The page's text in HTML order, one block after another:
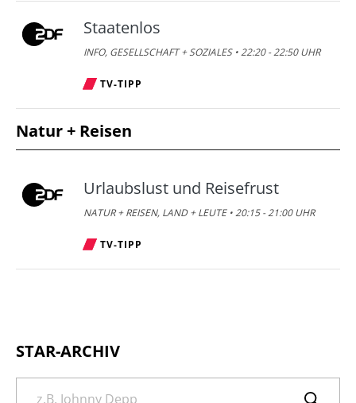
Staatenlos
INFO, GESELLSCHAFT + SOZIALES • 22:20 - 22:50 UHR
TV-TIPP
Natur + Reisen
Urlaubslust und Reisefrust
NATUR + REISEN, LAND + LEUTE • 20:15 - 21:00 UHR
TV-TIPP
STAR-ARCHIV